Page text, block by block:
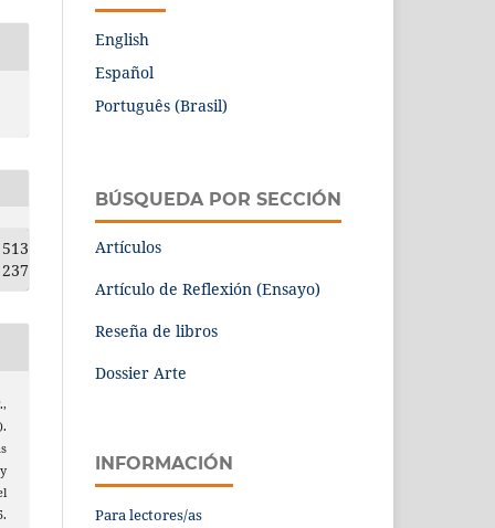
513
237
English
Español
Português (Brasil)
BÚSQUEDA POR SECCIÓN
Artículos
Artículo de Reflexión (Ensayo)
Reseña de libros
Dossier Arte
INFORMACIÓN
Para lectores/as